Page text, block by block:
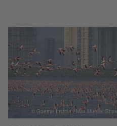
© Goethe-Institut / Max Mueller